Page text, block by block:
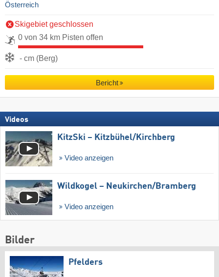
Österreich
Skigebiet geschlossen
0 von 34 km Pisten offen
- cm (Berg)
Bericht
Videos
KitzSki – Kitzbühel/​Kirchberg
Video anzeigen
Wildkogel – Neukirchen/​Bramberg
Video anzeigen
Bilder
Pfelders